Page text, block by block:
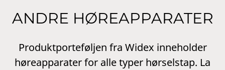
ANDRE HØREAPPARATER
Produktporteføljen fra Widex inneholder
høreapparater for alle typer hørselstap. La